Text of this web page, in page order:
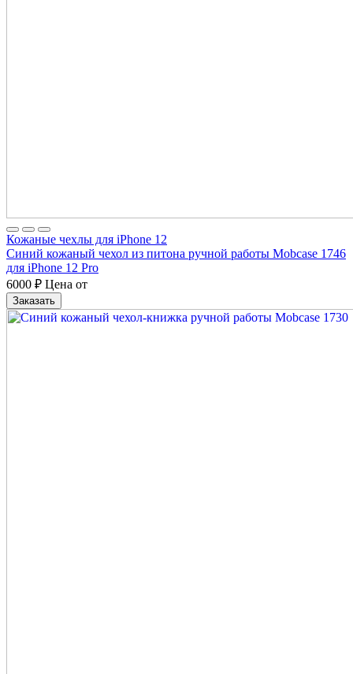
Кожаные чехлы для iPhone 12
Синий кожаный чехол из питона ручной работы Mobcase 1746
для iPhone 12 Pro
6000 ₽ Цена от
Заказать